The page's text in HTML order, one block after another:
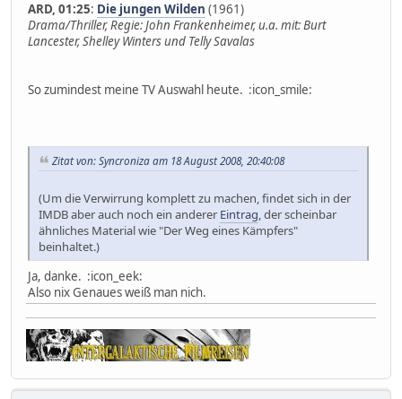
ARD, 01:25: Die jungen Wilden (1961)
Drama/Thriller, Regie: John Frankenheimer, u.a. mit: Burt
Lancester, Shelley Winters und Telly Savalas
So zumindest meine TV Auswahl heute. :icon_smile:
Zitat von: Syncroniza am 18 August 2008, 20:40:08
(Um die Verwirrung komplett zu machen, findet sich in der
IMDB aber auch noch ein anderer Eintrag, der scheinbar
ähnliches Material wie "Der Weg eines Kämpfers"
beinhaltet.)
Ja, danke. :icon_eek:
Also nix Genaues weiß man nich.